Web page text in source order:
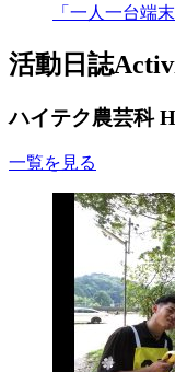
「一人一台端
活動日誌
ハイテク農芸科
一覧を見る